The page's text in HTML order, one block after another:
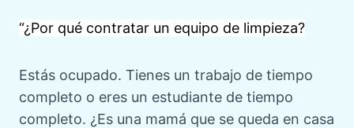
“¿Por qué contratar un equipo de limpieza?
Estás ocupado. Tienes un trabajo de tiempo
completo o eres un estudiante de tiempo
completo. ¿Es una mamá que se queda en casa